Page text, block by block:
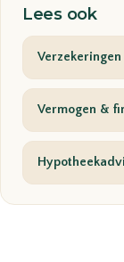
Lees ook
Verzekeringen
Vermogen &